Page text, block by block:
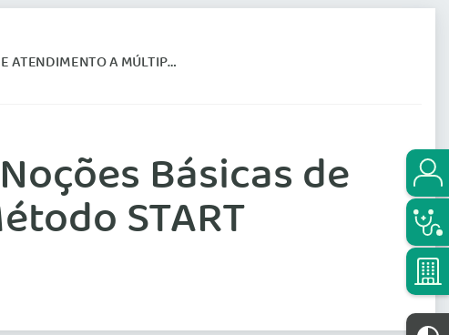
VÍTIMAS PELO MÉTODO START
Básicas de
START